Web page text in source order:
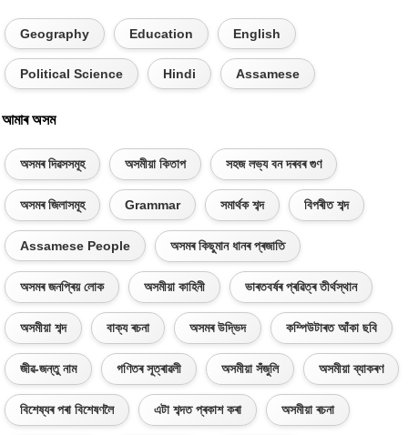
Geography Education English
Political Science Hindi Assamese
আমাৰ অসম
অসমৰ দিৱসসমূহ অসমীয়া কিতাপ সহজ লভ্য বন দৰবৰ গুণ
অসমৰ জিলাসমূহ Grammar সমাৰ্থক শব্দ বিপৰীত শব্দ
Assamese People অসমৰ কিছুমান ধানৰ প্ৰজাতি
অসমৰ জনপ্ৰিয় লোক অসমীয়া কাহিনী ভাৰতবৰ্ষৰ প্ৰৱিত্ৰ তীৰ্থস্থান
অসমীয়া শব্দ বাক্য ৰচনা অসমৰ উদ্ভিদ কম্পিউটাৰত আঁকা ছবি
জীৱ-জন্তু নাম গণিতৰ সূত্ৰাৱলী অসমীয়া সঁজুলি অসমীয়া ব্যাকৰণ
বিশেষ্যৰ পৰা বিশেষণলৈ এটা শব্দত প্ৰকাশ কৰা অসমীয়া ৰচনা